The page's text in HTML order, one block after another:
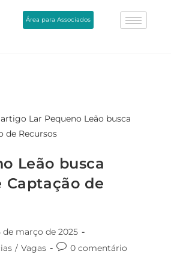
Área para Associados
Leão busca
Captação de
de março de 2025
/ Vagas 0 comentário